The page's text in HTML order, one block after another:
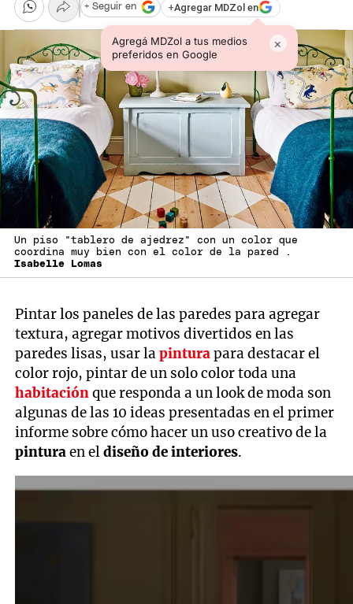
+Agregar MDZol en
Agregá MDZol a tus medios
preferidos en Google
×
+ Seguir en
Un piso "tablero de ajedrez" con un color que
coordina muy bien con el color de la pared .
Isabelle Lomas
Pintar los paneles de las paredes para agregar
textura, agregar motivos divertidos en las
paredes lisas, usar lapinturapara destacar el
color rojo, pintar de un solo color toda una
habitaciónque responda a un look de moda son
algunas de las 10 ideas presentadas en el primer
informe sobre cómo hacer un uso creativo de la
pinturaen eldiseño de interiores.